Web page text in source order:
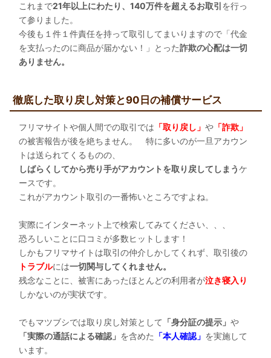
これまで21年以上にわたり、140万件を超えるお取引を行っ
て参りました。
今後も１件１件責任を持って取引してまいりますので「代金
を支払ったのに商品が届かない！」とった詐欺の心配は一切
ありません。
徹底した取り戻し対策と90日の補償サービス
フリマサイトや個人間での取引では 「取り戻し」 や「詐欺」
の被害報告が後を絶ちません。 特に多いのが一旦アカウン
トは送られてくるものの、
しばらくしてから売り手がアカウントを取り戻してしまうケ
ースです。
これがアカウント取引の一番怖いところですよね。
実際にインターネット上で検索してみてください、、、
恐ろしいことに口コミが多数ヒットします！
しかもフリマサイトは取引の仲介しかしてくれず、取引後の
トラブルには一切関与してくれません。
残念なことに、被害にあったほとんどの利用者が泣き寝入り
しかないのが実状です。
でもマツブシでは取り戻し対策として 「身分証の提示」 や
「実際の通話による確認」 を含めた 「本人確認」 を実施して
います。